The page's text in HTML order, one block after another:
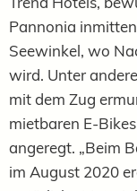
Pannonia
Seewinkel, wo
wird. Unter
mit dem Zug
mietbaren E-
angeregt. „Beim
im August 2020